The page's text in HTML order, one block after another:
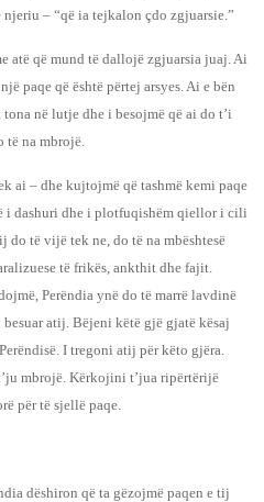
– “që ia tejkalon çdo zgjuarsie.”
atë që mund të dallojë zgjuarsia juaj. Ai
paqe që është përtej arsyes. Ai e bën
në lutje dhe i besojmë që ai do t’i
të na mbrojë.
ai – dhe kujtojmë që tashmë kemi paqe
i dashuri dhe i plotfuqishëm qiellor i cili
do të vijë tek ne, do të na mbështesë
të frikës, ankthit dhe fajit.
Perëndia ynë do të marrë lavdinë
atij. Bëjeni këtë gjë gjatë kësaj
I tregoni atij për këto gjëra.
mbrojë. Kërkojini t’jua ripërtërijë
për të sjellë paqe.
dëshiron që ta gëzojmë paqen e tij